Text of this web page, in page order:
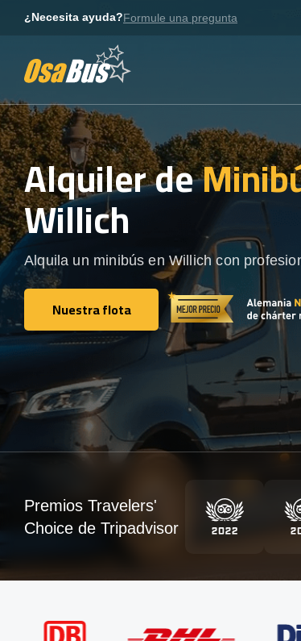
¿Necesita ayuda?Formule una pregunta
Alquiler de
Willich
Alquila un minibús en Willich con
Nuestra flota
Nuestra flota
Premios Travelers'
Choice de Tripadvisor